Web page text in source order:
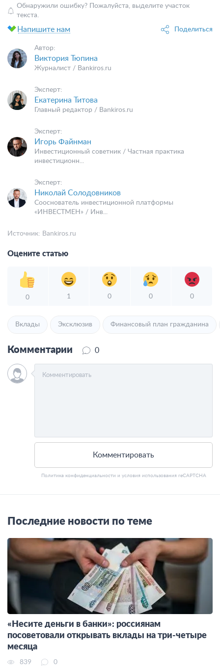
Обнаружили ошибку? Пожалуйста, выделите участок
текста.
Напишите нам Поделиться
Автор:
Виктория Тюпина
Журналист / Bankiros.ru
Эксперт:
Екатерина Титова
Главный редактор / Bankiros.ru
Эксперт:
Игорь Файнман
Инвестиционный советник / Частная практика
инвестиционн...
Эксперт:
Николай Солодовников
Сооснователь инвестиционной платформы
«ИНВЕСТМЕН» / Инв...
Источник: Bankiros.ru
Оцените статью
0 1 0 0 0
Вклады Эксклюзив Финансовый план гражданина
Комментарии 0
Комментировать
Политика конфиденциальности и условия использования reCAPTCHA
Последние новости по теме
«Несите деньги в банки»: россиянам
посоветовали открывать вклады на три-четыре
месяца
839 0